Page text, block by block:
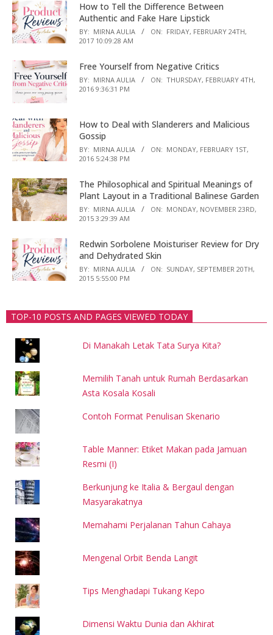
How to Tell the Difference Between
Authentic and Fake Hare Lipstick
BY: MIRNA AULIA ON: FRIDAY, FEBRUARY 24TH,
2017 10:09:28 AM
Free Yourself from Negative Critics
BY: MIRNA AULIA ON: THURSDAY, FEBRUARY 4TH,
2016 9:36:31 PM
How to Deal with Slanderers and Malicious
Gossip
BY: MIRNA AULIA ON: MONDAY, FEBRUARY 1ST,
2016 5:24:38 PM
The Philosophical and Spiritual Meanings of
Plant Layout in a Traditional Balinese Garden
BY: MIRNA AULIA ON: MONDAY, NOVEMBER 23RD,
2015 3:29:39 AM
Redwin Sorbolene Moisturiser Review for Dry
and Dehydrated Skin
BY: MIRNA AULIA ON: SUNDAY, SEPTEMBER 20TH,
2015 5:55:00 PM
TOP-10 POSTS AND PAGES VIEWED TODAY
Di Manakah Letak Tata Surya Kita?
Memilih Tanah untuk Rumah Berdasarkan
Asta Kosala Kosali
Contoh Format Penulisan Skenario
Table Manner: Etiket Makan pada Jamuan
Resmi (I)
Berkunjung ke Italia & Bergaul dengan
Masyarakatnya
Memahami Perjalanan Tahun Cahaya
Mengenal Orbit Benda Langit
Tips Menghadapi Tukang Kepo
Dimensi Waktu Dunia dan Akhirat